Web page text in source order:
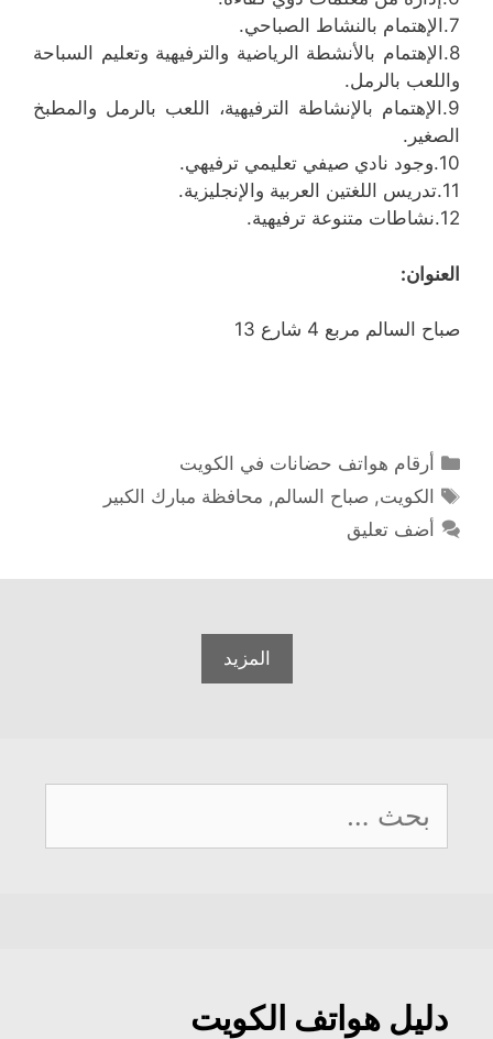
7.الإهتمام بالنشاط الصباحي.
8.الإهتمام بالأنشطة الرياضية والترفيهية وتعليم السباحة
واللعب بالرمل.
9.الإهتمام بالإنشاطة الترفيهية، اللعب بالرمل والمطبخ
الصغير.
10.وجود نادي صيفي تعليمي ترفيهي.
11.تدريس اللغتين العربية والإنجليزية.
12.نشاطات متنوعة ترفيهية.
العنوان:
صباح السالم مربع 4 شارع 13
التصنيفات
أرقام هواتف حضانات في الكويت
الوسوم
الكويت, صباح السالم, محافظة مبارك الكبير
أضف تعليق
المزيد
عن:
دليل هواتف الكويت